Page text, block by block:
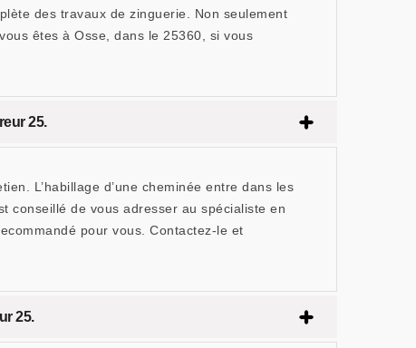
des travaux de zinguerie. Non seulement
êtes à Osse, dans le 25360, si vous
25.
L’habillage d’une cheminée entre dans les
conseillé de vous adresser au spécialiste en
pour vous. Contactez-le et
25.